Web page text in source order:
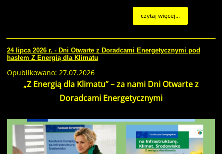
czytaj więcej...
24 lipca 2026 r. - Dni Otwarte z Doradcami Energetycznymi pod
hasłem Z Energią dla Klimatu
Opublikowano: 27.07.2026
„Z Energią dla Klimatu” – za nami Dni Otwarte z
Doradcami Energetycznymi